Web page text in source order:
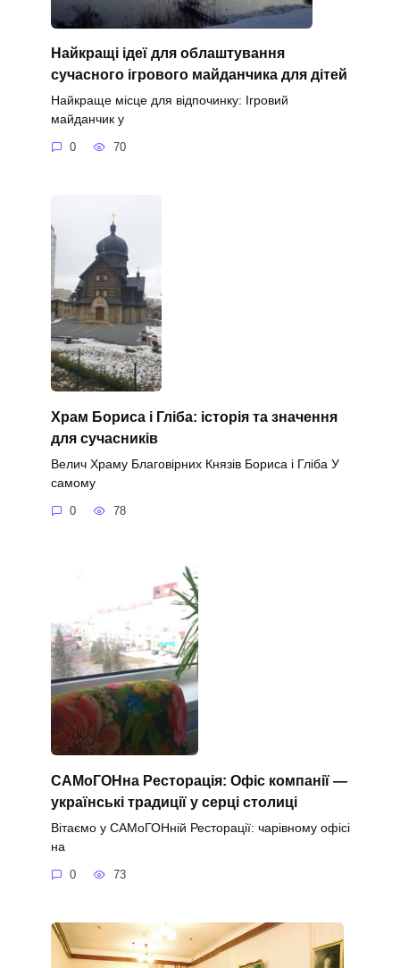
Найкращі ідеї для облаштування
сучасного ігрового майданчика для дітей
Найкраще місце для відпочинку: Ігровий
майданчик у
0 70
Храм Бориса і Гліба: історія та значення
для сучасників
Велич Храму Благовірних Князів Бориса і Гліба У
самому
0 78
САМоГОНна Ресторація: Офіс компанії —
українські традиції у серці столиці
Вітаємо у САМоГОНній Ресторації: чарівному офісі
на
0 73